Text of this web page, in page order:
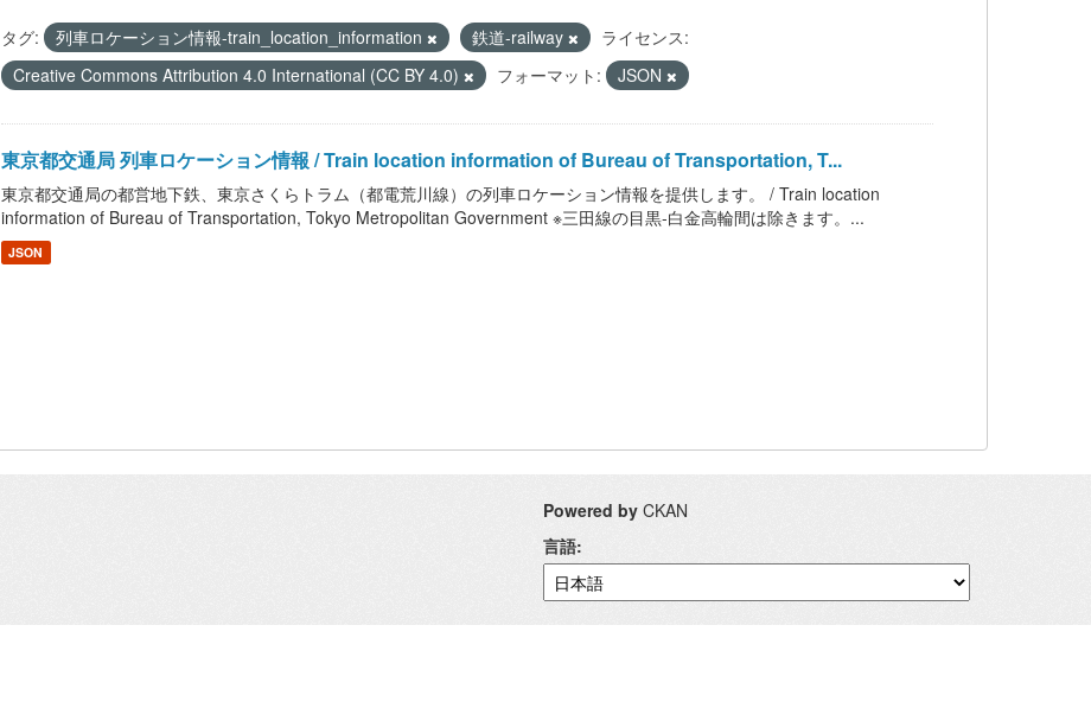
タグ: 列車ロケーション情報-train_location_information 鉄道-railway
ライセンス:
Creative Commons Attribution 4.0 International (CC BY 4.0)
フォーマット: JSON
東京都交通局 列車ロケーション情報 / Train location information of Bureau of Transportation, T...
東京都交通局の都営地下鉄、東京さくらトラム（都電荒川線）の列車ロケーション情報を提供します。 / Train location
information of Bureau of Transportation, Tokyo Metropolitan Government ※三田線の目黒-白金高輪間は除きます。...
JSON
Powered by CKAN
言語